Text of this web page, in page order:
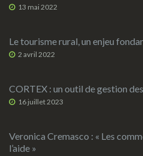
13 mai 2022
Le tourisme rural, un enjeu
2 avril 2022
CORTEX : un outil de gestion
16 juillet 2023
Veronica Cremasco : « Les
l’aide »